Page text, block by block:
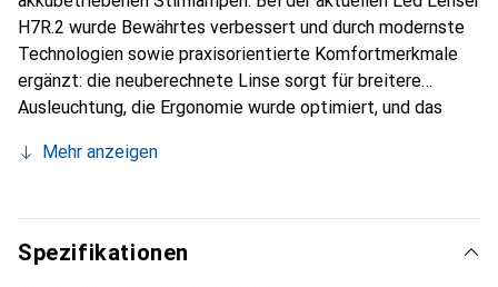
H7R.2 wurde Bewährtes verbessert und durch modernste
Technologien sowie praxisorientierte Komfortmerkmale
ergänzt: die neuberechnete Linse sorgt für breitere
Ausleuchtung, die Ergonomie wurde optimiert, und das
Eine komfortable Ladezustandsanzeige und die
runden das Konzept ab.
Mehr anzeigen
Spezifikationen